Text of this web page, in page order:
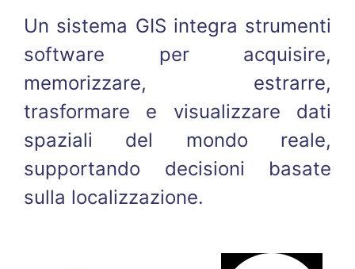
Un sistema GIS integra strumenti
software per acquisire,
memorizzare, estrarre,
trasformare e visualizzare dati
spaziali del mondo reale,
supportando decisioni basate
sulla localizzazione.